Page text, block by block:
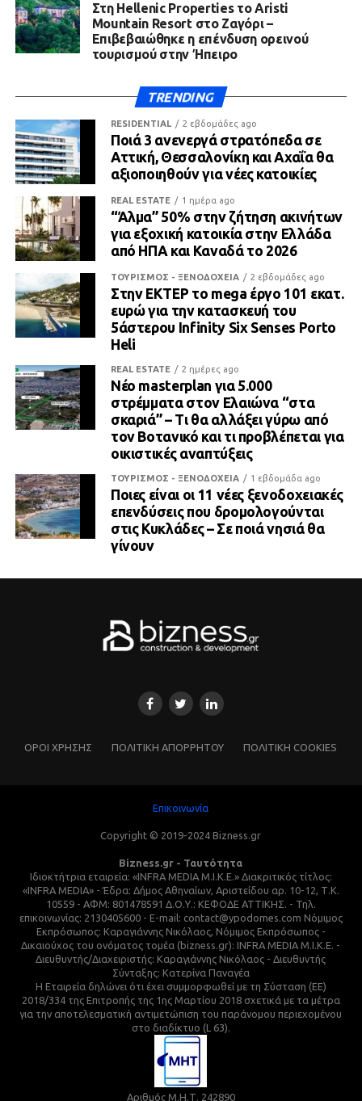
Στη Hellenic Properties το Aristi
Mountain Resort στο Ζαγόρι –
Επιβεβαιώθηκε η επένδυση ορεινού
τουρισμού στην Ήπειρο
TRENDING
RESIDENTIAL 2 εβδομάδες ago
Ποιά 3 ανενεργά στρατόπεδα σε
Αττική, Θεσσαλονίκη και Αχαΐα θα
αξιοποιηθούν για νέες κατοικίες
REAL ESTATE 1 ημέρα ago
“Άλμα” 50% στην ζήτηση ακινήτων
για εξοχική κατοικία στην Ελλάδα
από ΗΠΑ και Καναδά το 2026
ΤΟΥΡΙΣΜΟΣ - ΞΕΝΟΔΟΧΕΙΑ 2 εβδομάδες ago
Στην ΕΚΤΕΡ το mega έργο 101 εκατ.
ευρώ για την κατασκευή του
5άστερου Infinity Six Senses Porto
Heli
REAL ESTATE 2 ημέρες ago
Νέο masterplan για 5.000
στρέμματα στον Ελαιώνα “στα
σκαριά” – Τι θα αλλάξει γύρω από
τον Βοτανικό και τι προβλέπεται για
οικιστικές αναπτύξεις
ΤΟΥΡΙΣΜΟΣ - ΞΕΝΟΔΟΧΕΙΑ 1 εβδομάδα ago
Ποιες είναι οι 11 νέες ξενοδοχειακές
επενδύσεις που δρομολογούνται
στις Κυκλάδες – Σε ποιά νησιά θα
γίνουν
ΌΡΟΙ ΧΡΗΣΗΣ ΠΟΛΙΤΙΚΗ ΑΠΟΡΡΗΤΟΥ ΠΟΛΙΤΙΚΗ COOKIES
Επικοινωνία
Copyright © 2019-2024 Bizness.gr
Bizness.gr - Ταυτότητα
Ιδιοκτήτρια εταιρεία: «INFRA MEDIA M.I.K.E.» Διακριτικός τίτλος:
«INFRA MEDIA» - Έδρα: Δήμος Αθηναίων, Αριστείδου αρ. 10-12, Τ.Κ.
10559 - ΑΦΜ: 801478591 Δ.Ο.Υ.: ΚΕΦΟΔΕ ΑΤΤΙΚΗΣ. - Τηλ.
επικοινωνίας: 2130405600 - E-mail: contact@ypodomes.com Νόμιμος
Εκπρόσωπος: Καραγιάννης Νικόλαος, Νόμιμος Εκπρόσωπος -
Δικαιούχος του ονόματος τομέα (bizness.gr): INFRA MEDIA M.I.K.E. -
Διευθυντής/Διαχειριστής: Καραγιάννης Νικόλαος - Διευθυντής
Σύνταξης: Κατερίνα Παναγέα
Η Εταιρεία δηλώνει ότι έχει συμμορφωθεί με τη Σύσταση (ΕΕ)
2018/334 της Επιτροπής της 1ης Μαρτίου 2018 σχετικά με τα μέτρα
για την αποτελεσματική αντιμετώπιση του παράνομου περιεχομένου
στο διαδίκτυο (L 63).
Αριθμός Μ.Η.Τ. 242890